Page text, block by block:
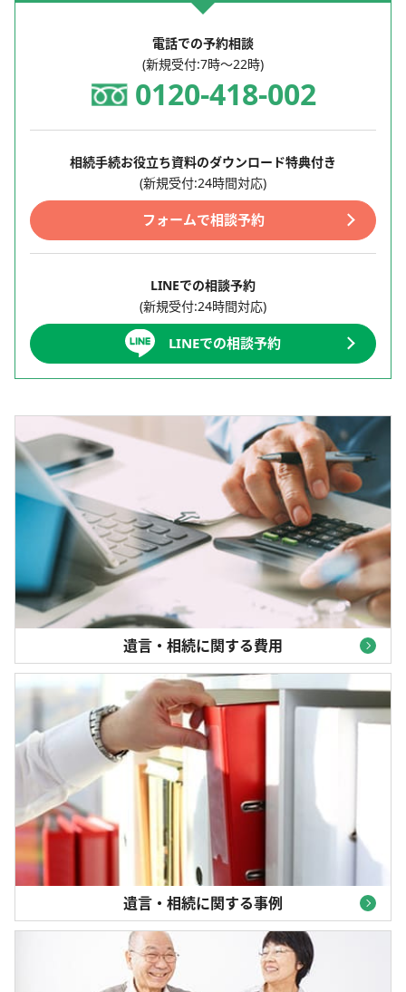
電話での予約相談
(新規受付:7時～22時)
0120-418-002
相続手続お役立ち資料のダウンロード特典付き
(新規受付:24時間対応)
フォームで相談予約
LINEでの相談予約
(新規受付:24時間対応)
LINEでの相談予約
遺言・相続に関する費用
遺言・相続に関する事例